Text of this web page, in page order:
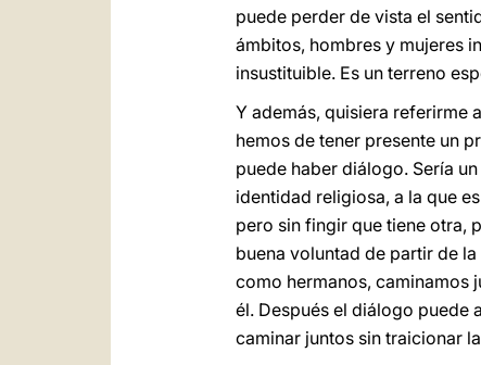
puede perder de vista el
ámbitos, hombres y mujeres
insustituible. Es un terreno
Y además, quisiera referirme
hemos de tener presente un
puede haber diálogo. Sería
identidad religiosa, a la que
pero sin fingir que tiene otra,
buena voluntad de partir de
como hermanos, caminamos
él. Después el diálogo puede
caminar juntos sin traicionar